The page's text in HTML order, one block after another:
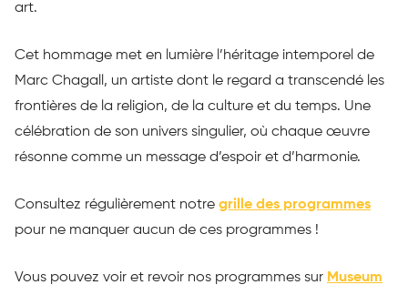
art.
Cet hommage met en lumière l’héritage intemporel de
Marc Chagall, un artiste dont le regard a transcendé les
frontières de la religion, de la culture et du temps. Une
célébration de son univers singulier, où chaque œuvre
résonne comme un message d’espoir et d’harmonie.
Consultez régulièrement notre grille des programmes
pour ne manquer aucun de ces programmes !
Vous pouvez voir et revoir nos programmes sur Museum